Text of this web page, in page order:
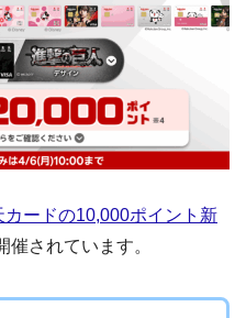
カードの10,000ポイント新
催されています。